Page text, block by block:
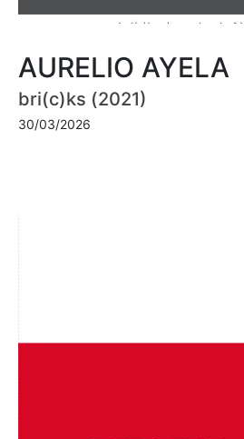
AURELIO AYELA
bri(c)ks (2021)
30/03/2026